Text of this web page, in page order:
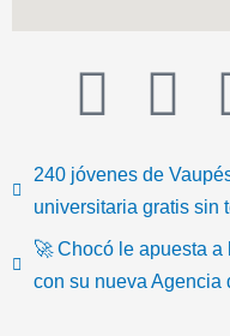
T
i
k
t
F
a
c
e
240 jóvenes de
universitaria gratis sin
🚀 Chocó le apuesta
con su nueva Agencia